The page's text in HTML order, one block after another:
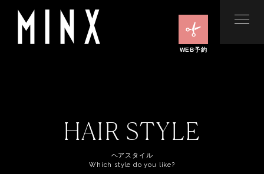
WEB予約
HAIR STYLE
ヘアスタイル
Which style do you like?